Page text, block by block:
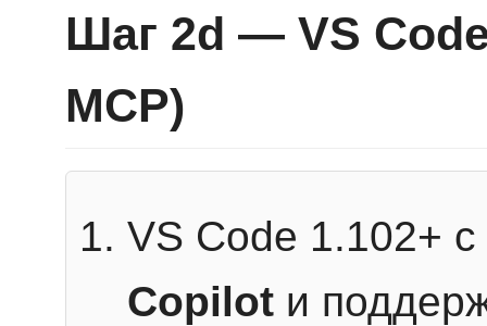
Шаг 2d — VS
MCP)
VS Code 1.102+
Copilot и